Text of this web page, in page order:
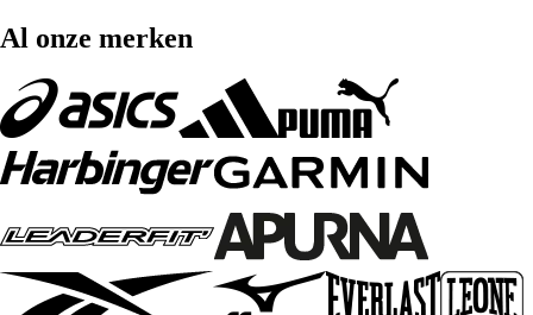
Al onze merken